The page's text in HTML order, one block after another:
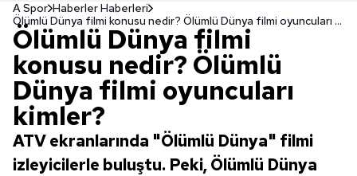
A Spor Haberler Haberleri
Ölümlü Dünya filmi konusu nedir? Ölümlü Dünya filmi oyuncuları kimler?
Ölümlü Dünya filmi
konusu nedir? Ölümlü
Dünya filmi oyuncuları
kimler?
ATV ekranlarında "Ölümlü Dünya" filmi
izleyicilerle buluştu. Peki, Ölümlü Dünya